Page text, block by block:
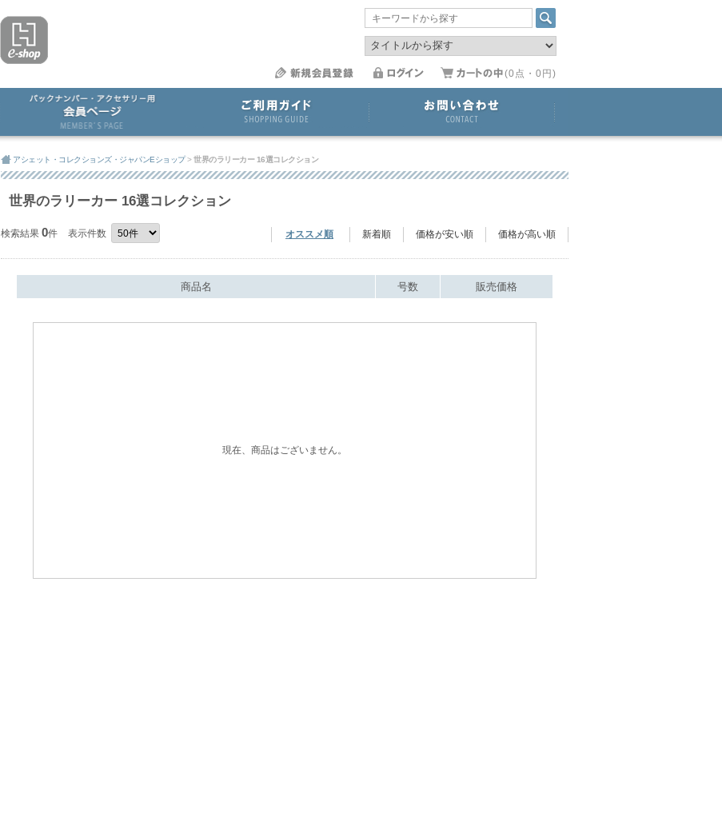
(0点・0円)
アシェット・コレクションズ・ジャパンEショップ>世界のラリーカー 16選コレクション
世界のラリーカー 16選コレクション
検索結果 0件 表示件数 オススメ順 新着順 価格が安い順 価格が高い順
商品名 号数 販売価格
現在、商品はございません。